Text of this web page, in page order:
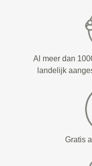
Al meer dan
landelijk
Gratis